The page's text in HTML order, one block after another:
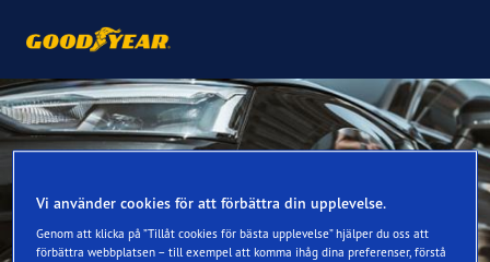
Vi använder cookies för att förbättra din upplevelse.
Genom att klicka på ”Tillåt cookies för bästa upplevelse” hjälper du oss att
förbättra webbplatsen – till exempel att komma ihåg dina preferenser, förstå